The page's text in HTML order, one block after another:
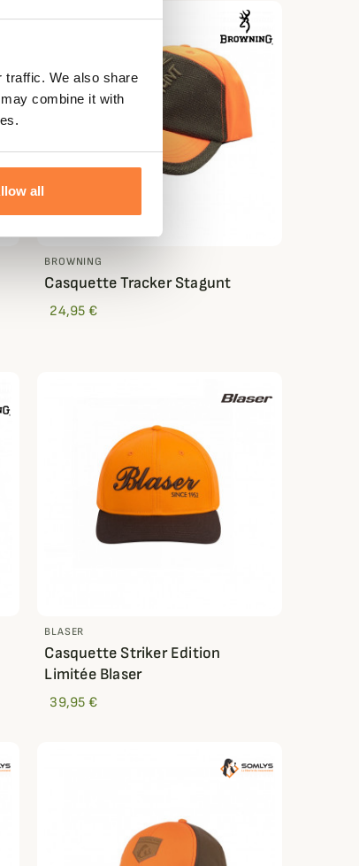
traffic. We also share
combine it with
all
BROWNING
Casquette Tracker Stagunt
24,95 €
BLASER
Casquette Striker Edition
Limitée Blaser
39,95 €